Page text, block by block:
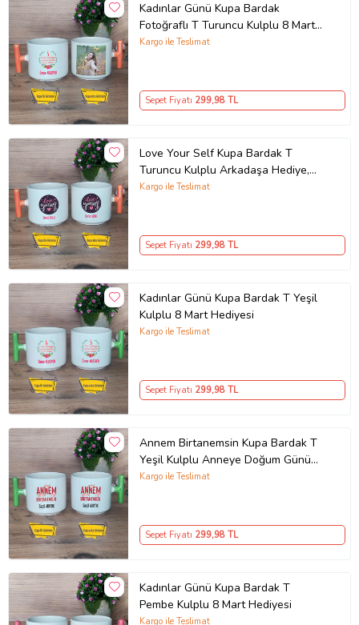
Kadınlar Günü Kupa Bardak
Fotoğraflı T Turuncu Kulplu 8 Mart
Hediyesi
Kargo ile Teslimat
Sepet Fiyatı 299,98 TL
Love Your Self Kupa Bardak T
Turuncu Kulplu Arkadaşa Hediye,
Anneye Hediye
Kargo ile Teslimat
Sepet Fiyatı 299,98 TL
Kadınlar Günü Kupa Bardak T Yeşil
Kulplu 8 Mart Hediyesi
Kargo ile Teslimat
Sepet Fiyatı 299,98 TL
Annem Birtanemsin Kupa Bardak T
Yeşil Kulplu Anneye Doğum Günü
Anneler Günü Hediyesi
Kargo ile Teslimat
Sepet Fiyatı 299,98 TL
Kadınlar Günü Kupa Bardak T
Pembe Kulplu 8 Mart Hediyesi
Kargo ile Teslimat